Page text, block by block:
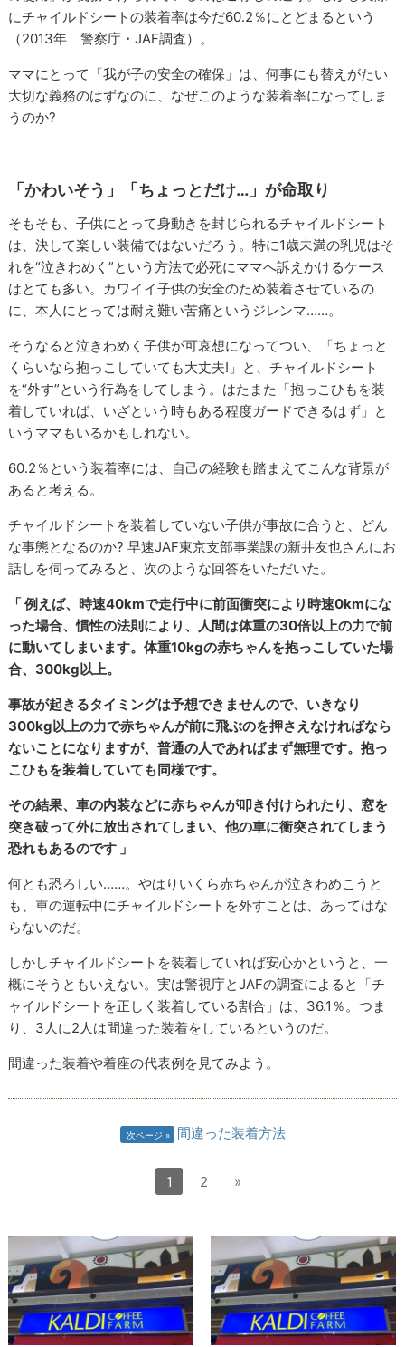
にチャイルドシートの装着率は今だ60.2％にとどまるという
（2013年 警察庁・JAF調査）。
ママにとって「我が子の安全の確保」は、何事にも替えがたい
大切な義務のはずなのに、なぜこのような装着率になってしま
うのか?
「かわいそう」「ちょっとだけ…」が命取り
そもそも、子供にとって身動きを封じられるチャイルドシート
は、決して楽しい装備ではないだろう。特に1歳未満の乳児はそ
れを“泣きわめく”という方法で必死にママへ訴えかけるケース
はとても多い。カワイイ子供の安全のため装着させているの
に、本人にとっては耐え難い苦痛というジレンマ……。
そうなると泣きわめく子供が可哀想になってつい、「ちょっと
くらいなら抱っこしていても大丈夫!」と、チャイルドシート
を“外す”という行為をしてしまう。はたまた「抱っこひもを装
着していれば、いざという時もある程度ガードできるはず」と
いうママもいるかもしれない。
60.2％という装着率には、自己の経験も踏まえてこんな背景が
あると考える。
チャイルドシートを装着していない子供が事故に合うと、どん
な事態となるのか? 早速JAF東京支部事業課の新井友也さんにお
話しを伺ってみると、次のような回答をいただいた。
「例えば、時速40kmで走行中に前面衝突により時速0kmにな
った場合、慣性の法則により、人間は体重の30倍以上の力で前
に動いてしまいます。体重10kgの赤ちゃんを抱っこしていた場
合、300kg以上。
事故が起きるタイミングは予想できませんので、いきなり
300kg以上の力で赤ちゃんが前に飛ぶのを押さえなければなら
ないことになりますが、普通の人であればまず無理です。抱っ
こひもを装着していても同様です。
その結果、車の内装などに赤ちゃんが叩き付けられたり、窓を
突き破って外に放出されてしまい、他の車に衝突されてしまう
恐れもあるのです 」
何とも恐ろしい……。やはりいくら赤ちゃんが泣きわめこうと
も、車の運転中にチャイルドシートを外すことは、あってはな
らないのだ。
しかしチャイルドシートを装着していれば安心かというと、一
概にそうともいえない。実は警視庁とJAFの調査によると「チ
ャイルドシートを正しく装着している割合」は、36.1％。つま
り、3人に2人は間違った装着をしているというのだ。
間違った装着や着座の代表例を見てみよう。
次ページ 間違った装着方法
1 2 »